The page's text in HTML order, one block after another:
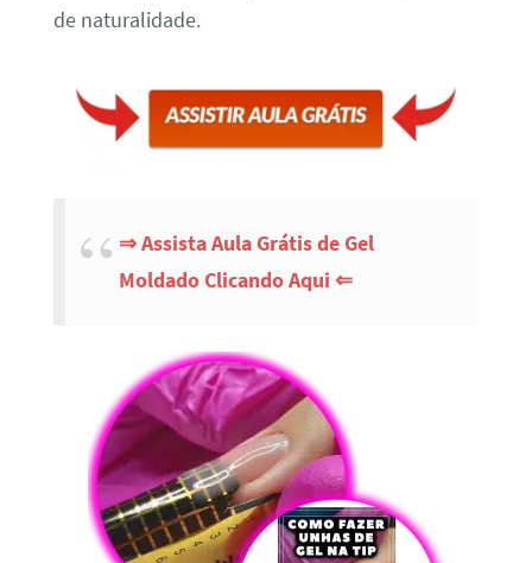
de naturalidade.
⇒ Assista Aula Grátis de Gel
Moldado Clicando Aqui ⇐